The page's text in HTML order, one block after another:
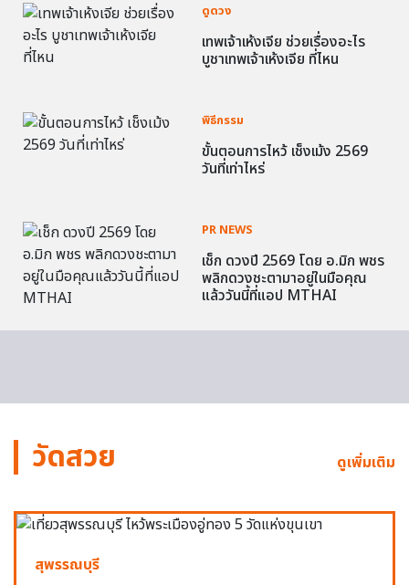
ดูดวง
เทพเจ้าเห้งเจีย ช่วยเรื่องอะไร
บูชาเทพเจ้าเห้งเจีย ที่ไหน
พิธีกรรม
ขั้นตอนการไหว้ เช็งเม้ง 2569
วันที่เท่าไหร่
PR NEWS
เช็ก ดวงปี 2569 โดย อ.มิก พชร
พลิกดวงชะตามาอยู่ในมือคุณ
แล้ววันนี้ที่แอป MTHAI
วัดสวย ดูเพิ่มเติม
สุพรรณบุรี